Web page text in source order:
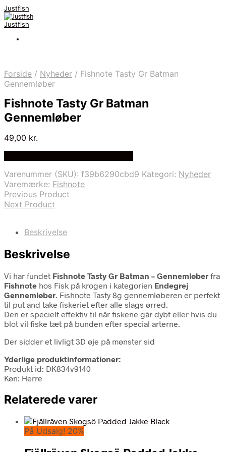
Justfish
Justfish
Forside / Nyheder / Fishnote Tasty Gr Batman
Gennemløber
Fishnote Tasty Gr Batman
Gennemløber
49,00 kr.
Varenummer (SKU): f39b6290cbd9 Kategori: Nyheder
Varemærke: Fishnote
Previous Product
Next Product
Beskrivelse
Beskrivelse
Vi har fundet Fishnote Tasty Gr Batman – Gennemløber fra
Fishnote hos Fisk på krogen i kategorien Endegrej
Gennemløber. Fishnote Tasty 8g gennemløberen er perfekt
til put and take fiskeriet efter alle slags ørred.
Den er specielt effektiv til når fiskene går dybt eller hvis du
blot vil fiske tæt på bunden efter special arterne.
Der sidder et livligt 3D øje på mønster sid
Yderlige produktinformationer:
Produkt id: DK834v9140
Køn: Herre
Relaterede varer
På Udsalg! 20%